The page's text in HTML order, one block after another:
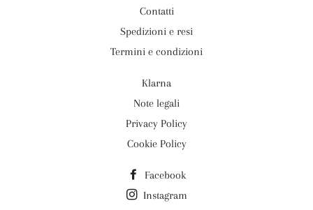
Contatti
Spedizioni e resi
Termini e condizioni
Klarna
Note legali
Privacy Policy
Cookie Policy
Facebook
Instagram